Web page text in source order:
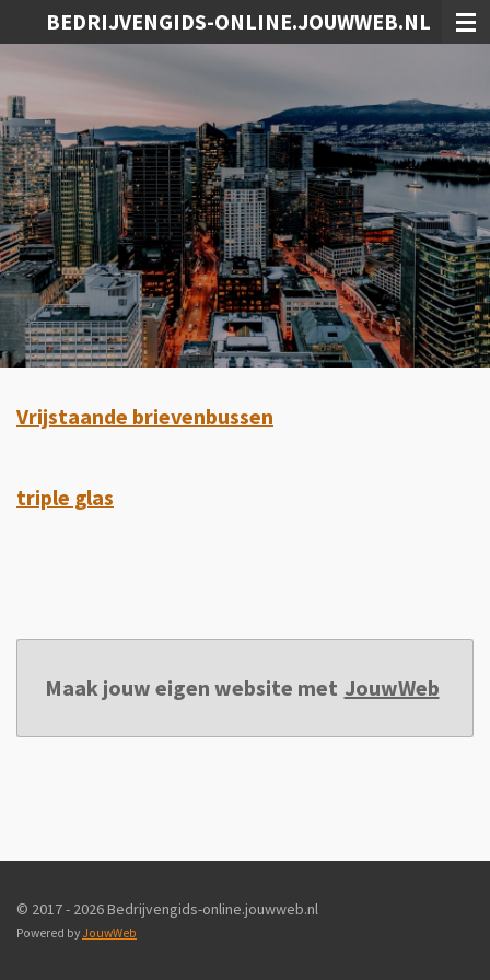
direct
de
hoofdinhoud
BEDRIJVENGIDS-ONLINE.JOUWWEB.NL
Vrijstaande brievenbussen
triple glas
Maak jouw eigen website met JouwWeb
© 2017 - 2026 Bedrijvengids-online.jouwweb.nl
Powered by JouwWeb